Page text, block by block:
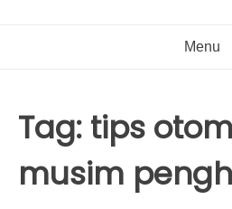
Menu
Tag: tips
musim